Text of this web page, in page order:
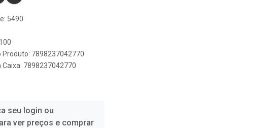
5490
Produto: 7898237042770
Caixa: 7898237042770
seu login ou
ver preços e comprar